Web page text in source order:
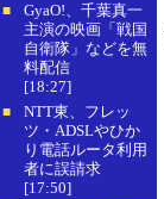
■
GyaO!、千葉真一
主演の映画「戦国
自衛隊」などを無
料配信
[18:27]
■
NTT東、フレッ
ツ・ADSLやひか
り電話ルータ利用
者に誤請求
[17:50]